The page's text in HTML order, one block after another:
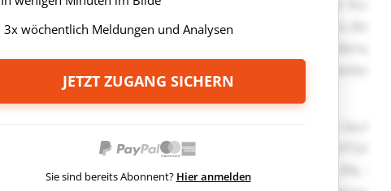
3x wöchentlich Meldungen und Analysen
JETZT ZUGANG SICHERN
Sie sind bereits Abonnent? Hier anmelden